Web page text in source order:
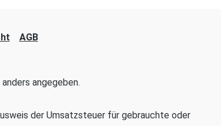
AGB
angegeben.
der Umsatzsteuer für gebrauchte oder